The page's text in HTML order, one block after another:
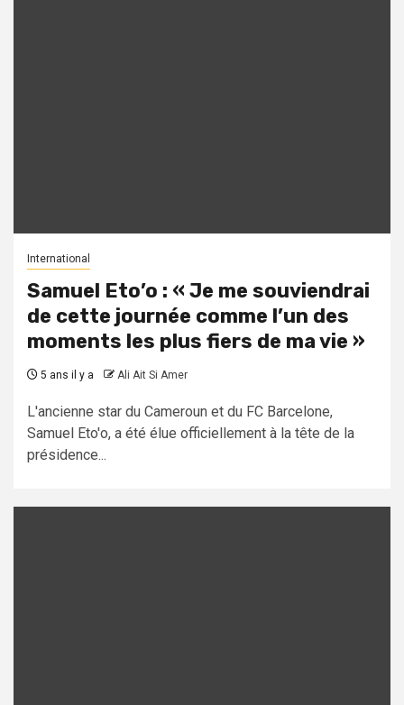
International
Samuel Eto’o : « Je me souviendrai
de cette journée comme l’un des
moments les plus fiers de ma vie »
5 ans il y a Ali Ait Si Amer
L'ancienne star du Cameroun et du FC Barcelone,
Samuel Eto'o, a été élue officiellement à la tête de la
présidence...